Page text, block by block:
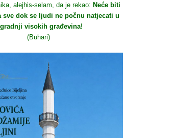
alejhis-selam, da je rekao: Neće biti
sve dok se ljudi ne počnu natjecati u
visokih građevina!
(Buhari)